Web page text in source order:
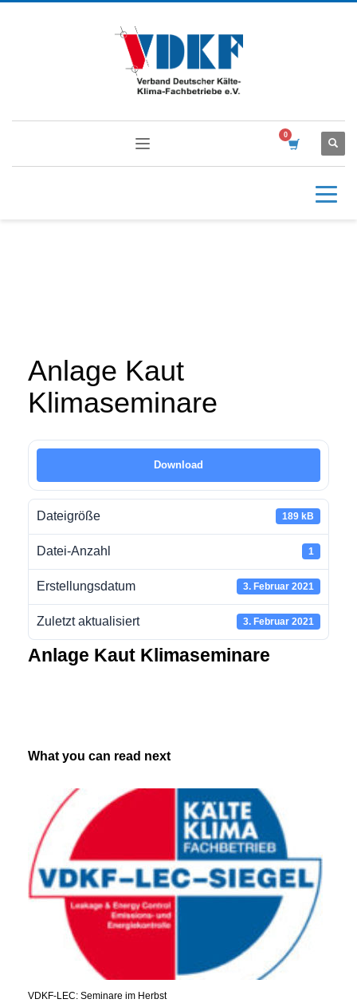
Anlage Kaut
Klimaseminare
Download
Dateigröße 189 kB
Datei-Anzahl 1
Erstellungsdatum 3. Februar 2021
Zuletzt aktualisiert 3. Februar 2021
Anlage Kaut Klimaseminare
What you can read next
VDKF-LEC: Seminare im Herbst